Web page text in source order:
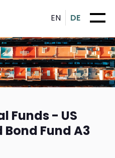
EN DE
Funds - US
Fund A3